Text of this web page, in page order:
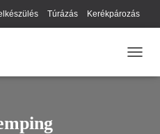
Túrázás Kerékpározás